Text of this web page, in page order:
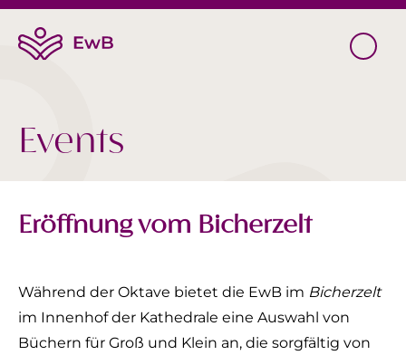
Events
Eröffnung vom Bicherzelt
Während der Oktave bietet die EwB im Bicherzelt
im Innenhof der Kathedrale eine Auswahl von
Büchern für Groß und Klein an, die sorgfältig von